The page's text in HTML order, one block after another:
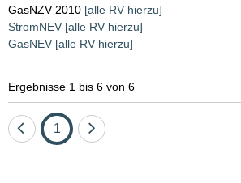
GasNZV 2010 [alle RV hierzu]
StromNEV [alle RV hierzu]
GasNEV [alle RV hierzu]
Ergebnisse 1 bis 6 von 6
EineSeite
1
Eine